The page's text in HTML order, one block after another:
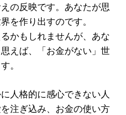
の反映です。あなたが思
を作り出すのです。
かもしれませんが、あな
えば、「お金がない」世
。
人格的に感心できない人
注ぎ込み、お金の使い方